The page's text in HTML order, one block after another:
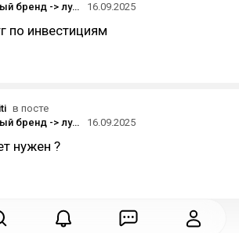
Почему личный бренд -> лучшая инвестиция каждого предпринимателя?
16.09.2025
по инвестициям
в посте
Почему личный бренд -> лучшая инвестиция каждого предпринимателя?
16.09.2025
нужен ?